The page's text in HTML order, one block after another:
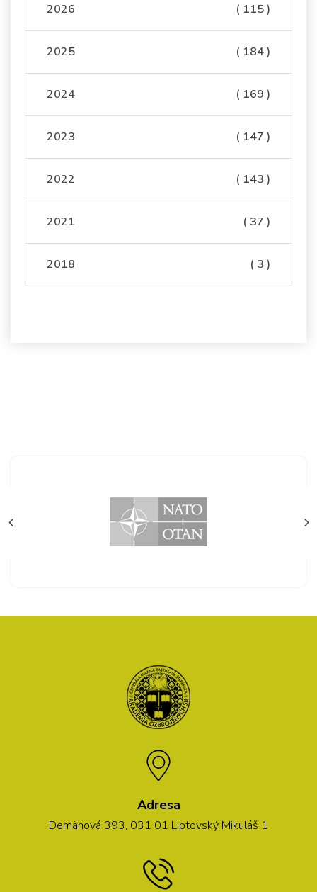
2026 ( 115 )
2025 ( 184 )
2024 ( 169 )
2023 ( 147 )
2022 ( 143 )
2021 ( 37 )
2018 ( 3 )
Adresa
Demänová 393, 031 01 Liptovský Mikuláš 1